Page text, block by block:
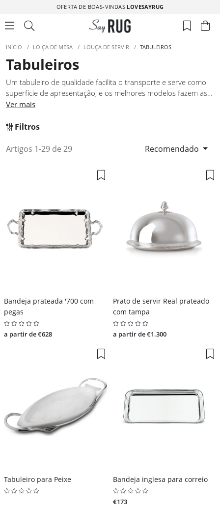
OFERTA DE BOAS-VINDAS LOVESAYRUG
INÍCIO / LOIÇA DE MESA / LOUÇA DE SERVIR / TABULEIROS
Tabuleiros
Um tabuleiro de qualidade facilita o transporte e serve como
superfície de apresentação, e os melhores modelos fazem as
duas coisas com igual eficácia. As dimensões, a rigidez, a
um tabuleiro funciona bem no dia a dia ou apenas na
com atenção a esses fatores práticos, reunindo peças que
que os torna adequados tanto para o serviço à mesa como
para a apresentação num buffet ou numa receção informal.
Ver mais
Filtros
Artigos 1-29 de 29 Recomendado
Bandeja prateada '700 com
pegas
a partir de €628
Prato de servir Real prateado
com tampa
a partir de €1.300
Tabuleiro para Peixe Bandeja inglesa para correio
€173